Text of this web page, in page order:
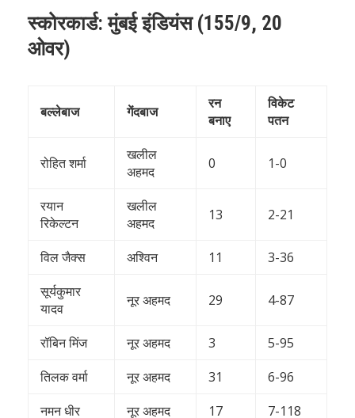
स्कोरकार्ड: मुंबई इंडियंस (155/9, 20
ओवर)
बल्लेबाज गेंदबाज
रन
बनाए
विकेट
पतन
रोहित शर्मा
खलील
अहमद
0 1-0
रयान
रिकेल्टन
खलील
अहमद
13 2-21
विल जैक्स अश्विन 11
3-36
सूर्यकुमार
यादव
नूर अहमद 29 4-87
रॉबिन मिंज नूर अहमद 3
5-95
तिलक वर्मा
नूर अहमद 31
6-96
नमन धीर
नूर अहमद 17 7-118